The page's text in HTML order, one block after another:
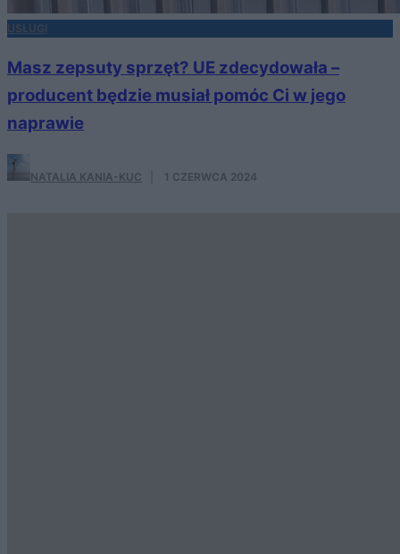
USŁUGI
Masz zepsuty sprzęt? UE zdecydowała –
producent będzie musiał pomóc Ci w jego
naprawie
NATALIA KANIA-KUC 1 CZERWCA 2024